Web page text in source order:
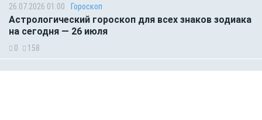
26.07.2026 01:00 Гороскоп
Астрологический гороскоп для всех знаков зодиака
на сегодня — 26 июля
0 158